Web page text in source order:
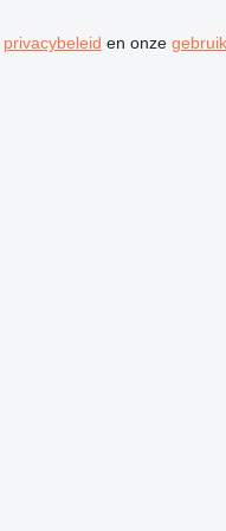
privacybeleid en onze